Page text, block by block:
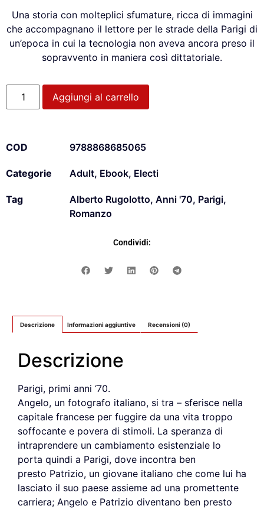
Una storia con molteplici sfumature, ricca di immagini
che accompagnano il lettore per le strade della Parigi di
un’epoca in cui la tecnologia non aveva ancora preso il
sopravvento in maniera così dittatoriale.
Aggiungi al carrello
COD 9788868685065
Categorie Adult, Ebook, Electi
Tag Alberto Rugolotto, Anni '70, Parigi,
Romanzo
Condividi:
Descrizione Informazioni aggiuntive Recensioni (0)
Descrizione
Parigi, primi anni ‘70.
Angelo, un fotografo italiano, si tra – sferisce nella
capitale francese per fuggire da una vita troppo
soffocante e povera di stimoli. La speranza di
intraprendere un cambiamento esistenziale lo
porta quindi a Parigi, dove incontra ben
presto Patrizio, un giovane italiano che come lui ha
lasciato il suo paese assieme ad una promettente
carriera; Angelo e Patrizio diventano ben presto